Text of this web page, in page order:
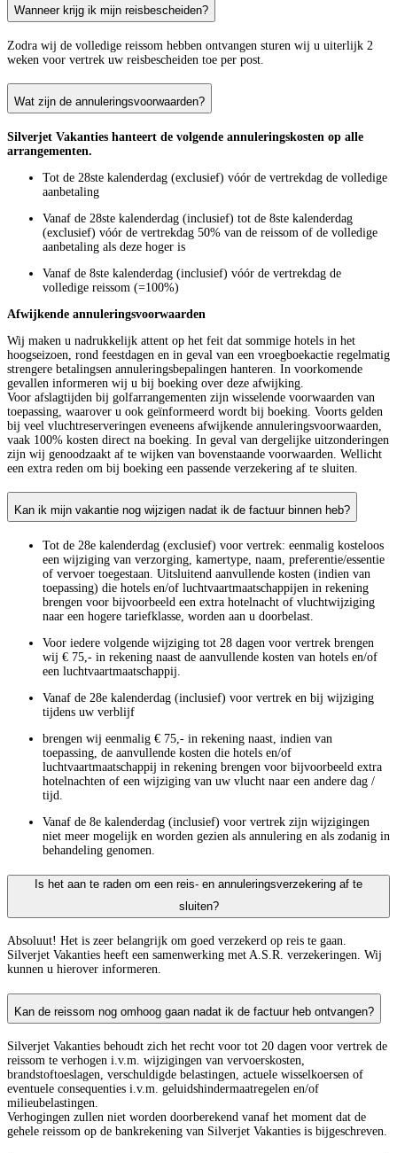
Wanneer krijg ik mijn reisbescheiden?
Zodra wij de volledige reissom hebben ontvangen sturen wij u uiterlijk 2
weken voor vertrek uw reisbescheiden toe per post.
Wat zijn de annuleringsvoorwaarden?
Silverjet Vakanties hanteert de volgende annuleringskosten op alle
arrangementen.
Tot de 28ste kalenderdag (exclusief) vóór de vertrekdag de volledige
aanbetaling
Vanaf de 28ste kalenderdag (inclusief) tot de 8ste kalenderdag
(exclusief) vóór de vertrekdag 50% van de reissom of de volledige
aanbetaling als deze hoger is
Vanaf de 8ste kalenderdag (inclusief) vóór de vertrekdag de
volledige reissom (=100%)
Afwijkende annuleringsvoorwaarden
Wij maken u nadrukkelijk attent op het feit dat sommige hotels in het
hoogseizoen, rond feestdagen en in geval van een vroegboekactie regelmatig
strengere betalingsen annuleringsbepalingen hanteren. In voorkomende
gevallen informeren wij u bij boeking over deze afwijking.
Voor afslagtijden bij golfarrangementen zijn wisselende voorwaarden van
toepassing, waarover u ook geïnformeerd wordt bij boeking. Voorts gelden
bij veel vluchtreserveringen eveneens afwijkende annuleringsvoorwaarden,
vaak 100% kosten direct na boeking. In geval van dergelijke uitzonderingen
zijn wij genoodzaakt af te wijken van bovenstaande voorwaarden. Wellicht
een extra reden om bij boeking een passende verzekering af te sluiten.
Kan ik mijn vakantie nog wijzigen nadat ik de factuur binnen heb?
Tot de 28e kalenderdag (exclusief) voor vertrek: eenmalig kosteloos
een wijziging van verzorging, kamertype, naam, preferentie/essentie
of vervoer toegestaan. Uitsluitend aanvullende kosten (indien van
toepassing) die hotels en/of luchtvaartmaatschappijen in rekening
brengen voor bijvoorbeeld een extra hotelnacht of vluchtwijziging
naar een hogere tariefklasse, worden aan u doorbelast.
Voor iedere volgende wijziging tot 28 dagen voor vertrek brengen
wij € 75,- in rekening naast de aanvullende kosten van hotels en/of
een luchtvaartmaatschappij.
Vanaf de 28e kalenderdag (inclusief) voor vertrek en bij wijziging
tijdens uw verblijf
brengen wij eenmalig € 75,- in rekening naast, indien van
toepassing, de aanvullende kosten die hotels en/of
luchtvaartmaatschappij in rekening brengen voor bijvoorbeeld extra
hotelnachten of een wijziging van uw vlucht naar een andere dag /
tijd.
Vanaf de 8e kalenderdag (inclusief) voor vertrek zijn wijzigingen
niet meer mogelijk en worden gezien als annulering en als zodanig in
behandeling genomen.
Is het aan te raden om een reis- en annuleringsverzekering af te
sluiten?
Absoluut! Het is zeer belangrijk om goed verzekerd op reis te gaan.
Silverjet Vakanties heeft een samenwerking met A.S.R. verzekeringen. Wij
kunnen u hierover informeren.
Kan de reissom nog omhoog gaan nadat ik de factuur heb ontvangen?
Silverjet Vakanties behoudt zich het recht voor tot 20 dagen voor vertrek de
reissom te verhogen i.v.m. wijzigingen van vervoerskosten,
brandstoftoeslagen, verschuldigde belastingen, actuele wisselkoersen of
eventuele consequenties i.v.m. geluidshindermaatregelen en/of
milieubelastingen.
Verhogingen zullen niet worden doorberekend vanaf het moment dat de
gehele reissom op de bankrekening van Silverjet Vakanties is bijgeschreven.